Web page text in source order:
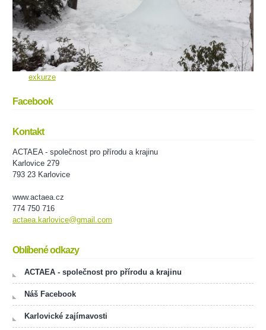
exkurze
Facebook
Kontakt
ACTAEA - společnost pro přírodu a krajinu
Karlovice 279
793 23 Karlovice
www.actaea.cz
774 750 716
actaea.karlovice@gmail.com
Oblíbené odkazy
ACTAEA - společnost pro přírodu a krajinu
Náš Facebook
Karlovické zajímavosti